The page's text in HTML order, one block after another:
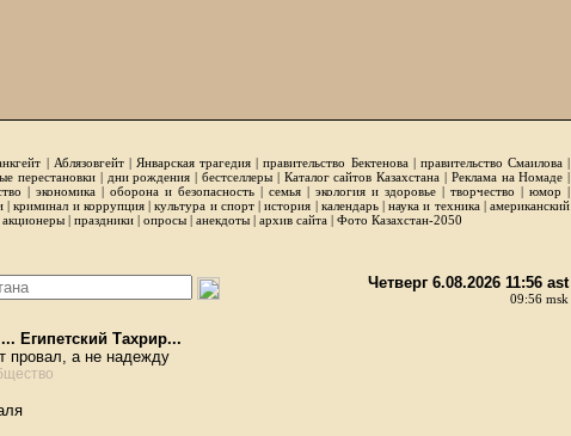
| Аблязовгейт| Январская трагедия |правительство Бектенова| правительство Смаилова|
перестановки| дни рождения | бестселлеры| Каталог сайтов Казахстана | Реклама на Номаде |
| экономика | оборона и безопасность | семья | экология и здоровье | творчество | юмор |
|криминал и коррупция|культура и спорт|история | календарь|наука и техника|американский
акционеры | праздники | опросы | анекдоты | архив сайта | Фото Казахстан-2050
Четверг 6.08.2026 11:56 ast
09:56 msk
Египетский Тахрир...
провал, а не надежду